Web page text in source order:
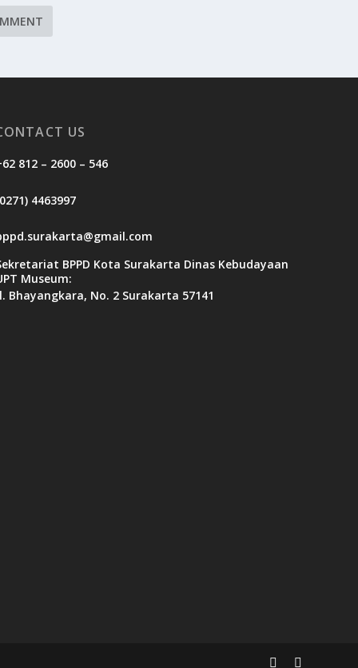
US
812 – 2600 – 546
4463997
BPPD Kota Surakarta Dinas Kebudayaan
Museum:
Bhayangkara, No. 2 Surakarta 57141